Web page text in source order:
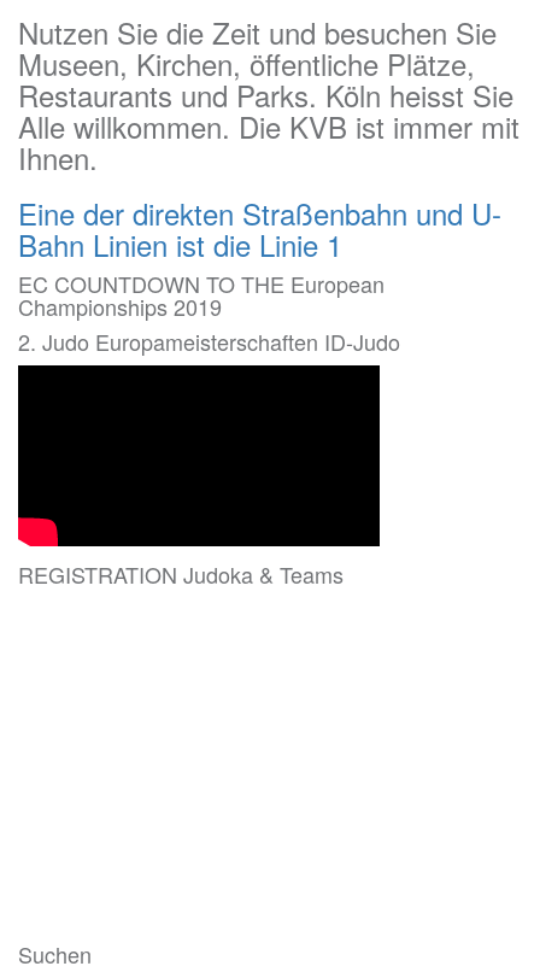
Nutzen Sie die Zeit und besuchen Sie
Museen, Kirchen, öffentliche Plätze,
Restaurants und Parks. Köln heisst Sie
Alle willkommen. Die KVB ist immer mit
Ihnen.
Eine der direkten Straßenbahn und U-
Bahn Linien ist die Linie 1
EC COUNTDOWN TO THE European
Championships 2019
2. Judo Europameisterschaften ID-Judo
REGISTRATION Judoka & Teams
Suchen